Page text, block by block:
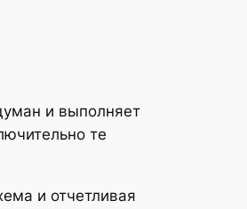
и выполняет
те
и отчетливая